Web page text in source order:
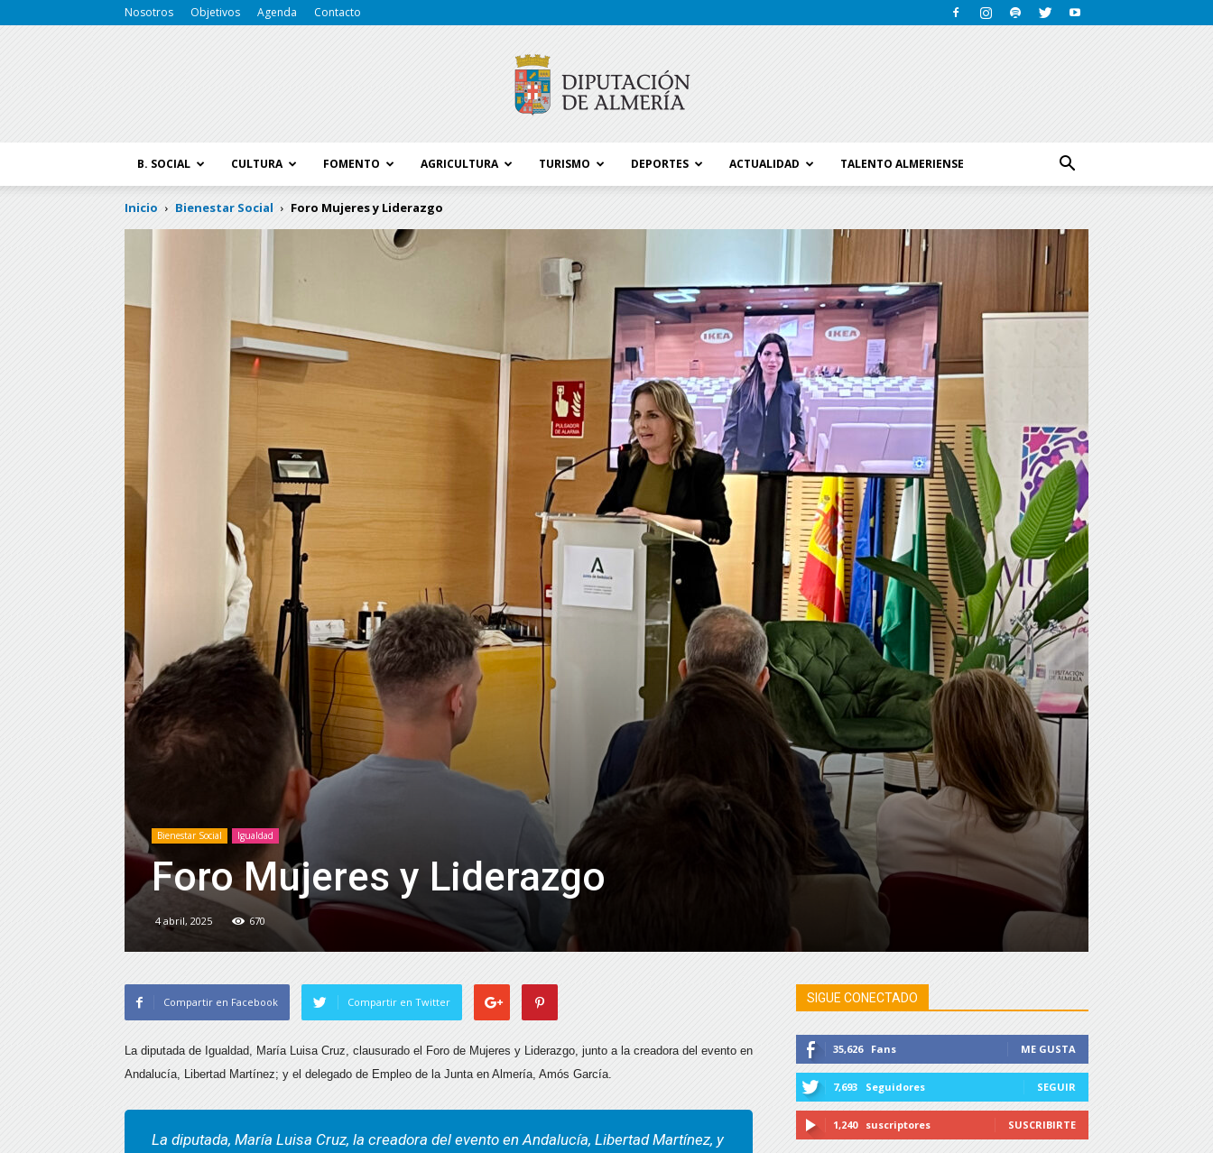
Nosotros Objetivos Agenda Contacto
Diputación
de
Almería
B. SOCIAL CULTURA FOMENTO AGRICULTURA TURISMO DEPORTES ACTUALIDAD TALENTO ALMERIENSE
Inicio Bienestar Social Foro Mujeres y Liderazgo
Bienestar Social Igualdad
Foro Mujeres y Liderazgo
4 abril, 2025 670
Compartir en Facebook Compartir en Twitter
La diputada de Igualdad, María Luisa Cruz, clausurado el Foro de Mujeres y Liderazgo, junto a la creadora del evento en
Andalucía, Libertad Martínez; y el delegado de Empleo de la Junta en Almería, Amós García.
La diputada, María Luisa Cruz, la creadora del evento en Andalucía, Libertad Martínez, y
SIGUE CONECTADO
35,626 Fans ME GUSTA
7,693 Seguidores SEGUIR
1,240 suscriptores SUSCRIBIRTE